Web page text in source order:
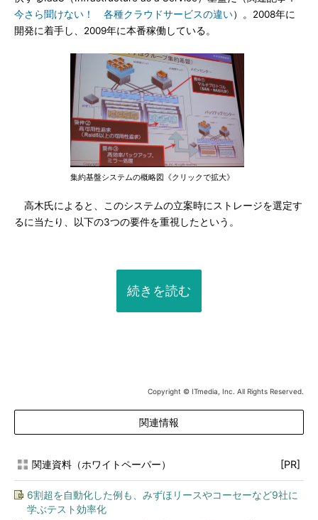
今さら聞けない！ 各種クラウドサービスの違い）。2008年に
開発に着手し、2009年に本番稼働している。
集約基盤システムの概略図《クリックで拡大》
高木氏によると、このシステムの立案時にストレージを選定す
るに当たり、以下の3つの要件を重視したという。
続きを読む
Copyright © ITmedia, Inc. All Rights Reserved.
関連情報
関連資料（ホワイトペーパー） [PR]
6割超を自動化した例も、みずほリースやコーセーなど9社に
学ぶテスト効率化